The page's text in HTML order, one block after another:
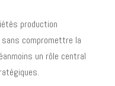
production
compromettre la
un rôle central